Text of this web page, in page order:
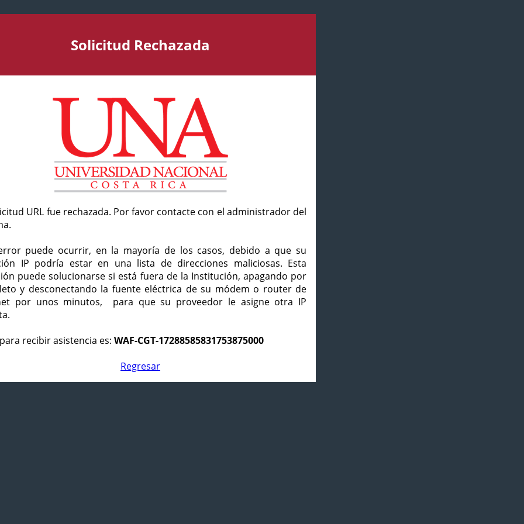
Solicitud Rechazada
URL fue rechazada. Por favor contacte con el administrador del
puede ocurrir, en la mayoría de los casos, debido a que su
IP podría estar en una lista de direcciones maliciosas. Esta
puede solucionarse si está fuera de la Institución, apagando por
y desconectando la fuente eléctrica de su módem o router de
por unos minutos, para que su proveedor le asigne otra IP
recibir asistencia es: WAF-CGT-17288585831753875000
Regresar